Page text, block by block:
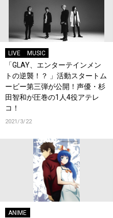
LIVE MUSIC
「GLAY、エンターテインメン
トの逆襲！？ 」活動スタートム
ービー第三弾が公開！声優・杉
田智和が圧巻の1人4役アテレ
コ！
2021/3/22
ANIME